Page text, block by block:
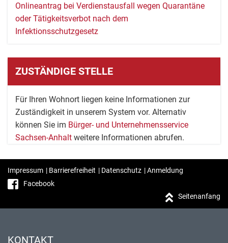
Onlineantrag bei Verdienstausfall wegen Quarantäne
oder Tätigkeitsverbot nach dem
Infektionsschutzgesetz
ZUSTÄNDIGE STELLE
Für Ihren Wohnort liegen keine Informationen zur
Zuständigkeit in unserem System vor. Alternativ
können Sie im Bürger- und Unternehmensservice
Sachsen-Anhalt weitere Informationen abrufen.
Impressum | Barrierefreiheit | Datenschutz |Anmeldung
Facebook
Seitenanfang
KONTAKT